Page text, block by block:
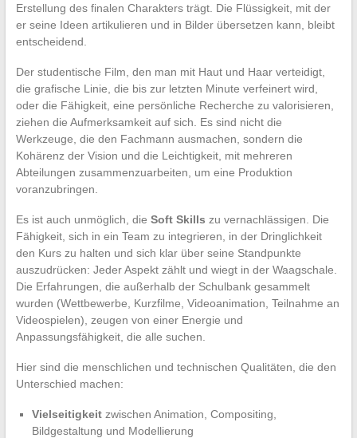
Erstellung des finalen Charakters trägt. Die Flüssigkeit, mit der
er seine Ideen artikulieren und in Bilder übersetzen kann, bleibt
entscheidend.
Der studentische Film, den man mit Haut und Haar verteidigt,
die grafische Linie, die bis zur letzten Minute verfeinert wird,
oder die Fähigkeit, eine persönliche Recherche zu valorisieren,
ziehen die Aufmerksamkeit auf sich. Es sind nicht die
Werkzeuge, die den Fachmann ausmachen, sondern die
Kohärenz der Vision und die Leichtigkeit, mit mehreren
Abteilungen zusammenzuarbeiten, um eine Produktion
voranzubringen.
Es ist auch unmöglich, die Soft Skills zu vernachlässigen. Die
Fähigkeit, sich in ein Team zu integrieren, in der Dringlichkeit
den Kurs zu halten und sich klar über seine Standpunkte
auszudrücken: Jeder Aspekt zählt und wiegt in der Waagschale.
Die Erfahrungen, die außerhalb der Schulbank gesammelt
wurden (Wettbewerbe, Kurzfilme, Videoanimation, Teilnahme an
Videospielen), zeugen von einer Energie und
Anpassungsfähigkeit, die alle suchen.
Hier sind die menschlichen und technischen Qualitäten, die den
Unterschied machen:
Vielseitigkeitzwischen Animation, Compositing,
Bildgestaltung und Modellierung